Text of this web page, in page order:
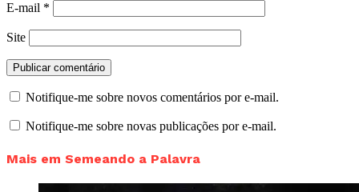
E-mail *
Site
Notifique-me sobre novos comentários por e-mail.
Notifique-me sobre novas publicações por e-mail.
Mais em Semeando a Palavra